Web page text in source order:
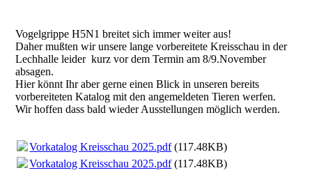
Vogelgrippe H5N1 breitet sich immer weiter aus!
Daher mußten wir unsere lange vorbereitete Kreisschau in der
Lechhalle leider kurz vor dem Termin am 8/9.November
absagen.
Hier könnt Ihr aber gerne einen Blick in unseren bereits
vorbereiteten Katalog mit den angemeldeten Tieren werfen.
Wir hoffen dass bald wieder Ausstellungen möglich werden.
Vorkatalog Kreisschau 2025.pdf(117.48KB)
Vorkatalog Kreisschau 2025.pdf(117.48KB)